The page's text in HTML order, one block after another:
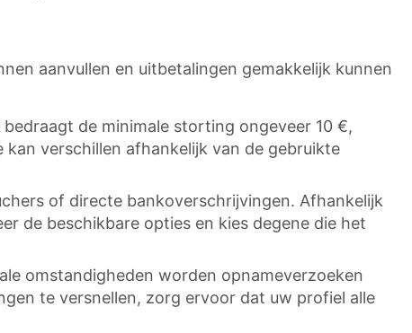
aanvullen en uitbetalingen gemakkelijk kunnen
de minimale storting ongeveer 10 €,
verschillen afhankelijk van de gebruikte
of directe bankoverschrijvingen. Afhankelijk
de beschikbare opties en kies degene die het
omstandigheden worden opnameverzoeken
te versnellen, zorg ervoor dat uw profiel alle